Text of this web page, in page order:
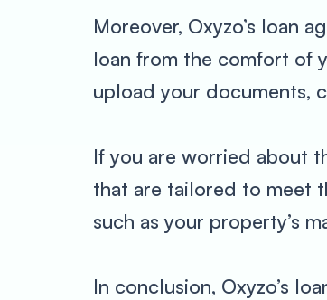
Moreover, Oxyzo’s loan
loan from the comfort of
upload your documents,
If you are worried about
that are tailored to meet
such as your property’s
In conclusion, Oxyzo’s